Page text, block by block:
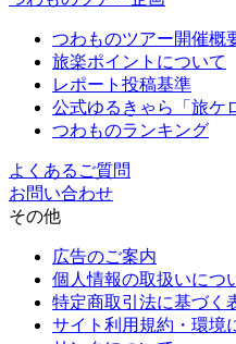
つわものツアー開催概
旅楽ポイントについて
レポート投稿基準
公式ゆるきゃら「旅ケ
つわものランキング
よくあるご質問
お問い合わせ
その他
広告のご案内
個人情報の取扱いにつ
特定商取引法に基づく
サイト利用規約・環境